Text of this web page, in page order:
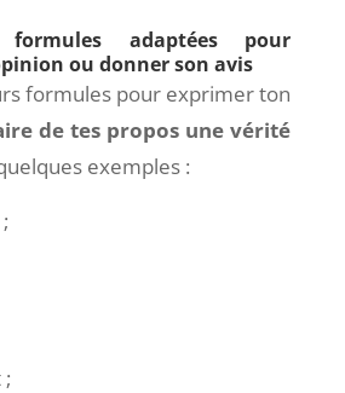
adaptées pour
ou donner son avis
formules pour exprimer ton
de tes propos une vérité
exemples :